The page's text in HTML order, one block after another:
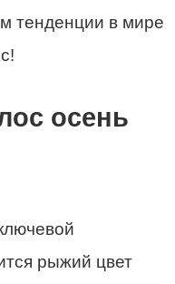
тенденции в мире
осень
рыжий цвет